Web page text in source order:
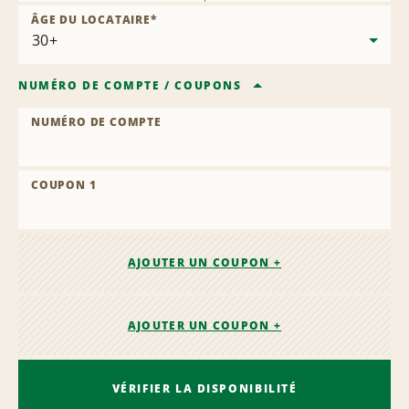
ÂGE DU LOCATAIRE*
NUMÉRO DE COMPTE /COUPONS
NUMÉRO DE COMPTE
COUPON 1
AJOUTER UN COUPON +
AJOUTER UN COUPON +
VÉRIFIER LA DISPONIBILITÉ